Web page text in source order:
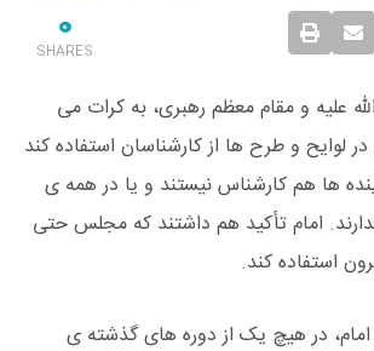
0
SHARES
علیه و مقام معظم رهبری، به کرات می
لوایح و طرح ها از کارشناسان استفاده کند
ها هم کارشناس نیستند و یا در همه ی
امام تأکید هم داشتند که مجلس حتی
استفاده کند.
در هیچ یک از دوره های گذشته ی